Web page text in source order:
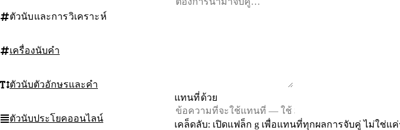
ตัวนับและการวิเคราะห์
เครื่องนับคำ
ตัวนับตัวอักษรและคำ
ตัวนับประโยคออนไลน์
แทนที่ด้วย
เคล็ดลับ: เปิดแฟล็ก g เพื่อแทนที่ทุกผลการจับคู่ ไม่ใช่แ